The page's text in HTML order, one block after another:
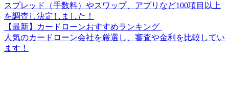
スプレッド（手数料）やスワップ、アプリなど100項目以上
を調査し決定しました！
【最新】カードローンおすすめランキング
人気のカードローン会社を厳選し、審査や金利を比較してい
ます！